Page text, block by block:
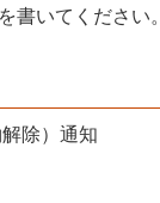
書いてください
除）通知